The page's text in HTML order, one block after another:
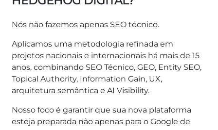
Nós não fazemos apenas SEO técnico.
Aplicamos uma metodologia refinada em
projetos nacionais e internacionais há mais de 15
anos, combinando SEO Técnico, GEO, Entity SEO,
Topical Authority, Information Gain, UX,
arquitetura semântica e AI Visibility.
Nosso foco é garantir que sua nova plataforma
esteja preparada não apenas para o Google de